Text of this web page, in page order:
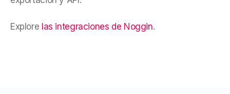
Explore las integraciones de Noggin.